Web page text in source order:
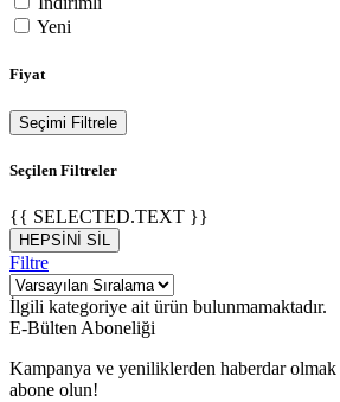
Yeni
Fiyat
Seçimi Filtrele
Seçilen Filtreler
{{ SELECTED.TEXT }}
HEPSİNİ SİL
Filtre
İlgili kategoriye ait ürün bulunmamaktadır.
E-Bülten Aboneliği
Kampanya ve yeniliklerden haberdar
abone olun!